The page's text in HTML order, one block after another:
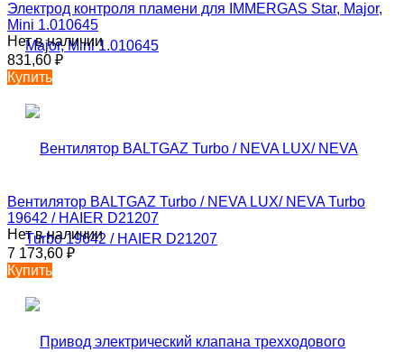
Электрод контроля пламени для IMMERGAS Star, Major,
Mini 1.010645
Нет в наличии
831,60 ₽
Купить
Вентилятор BALTGAZ Turbo / NEVA LUX/ NEVA Turbo
19642 / HAIER D21207
Нет в наличии
7 173,60 ₽
Купить